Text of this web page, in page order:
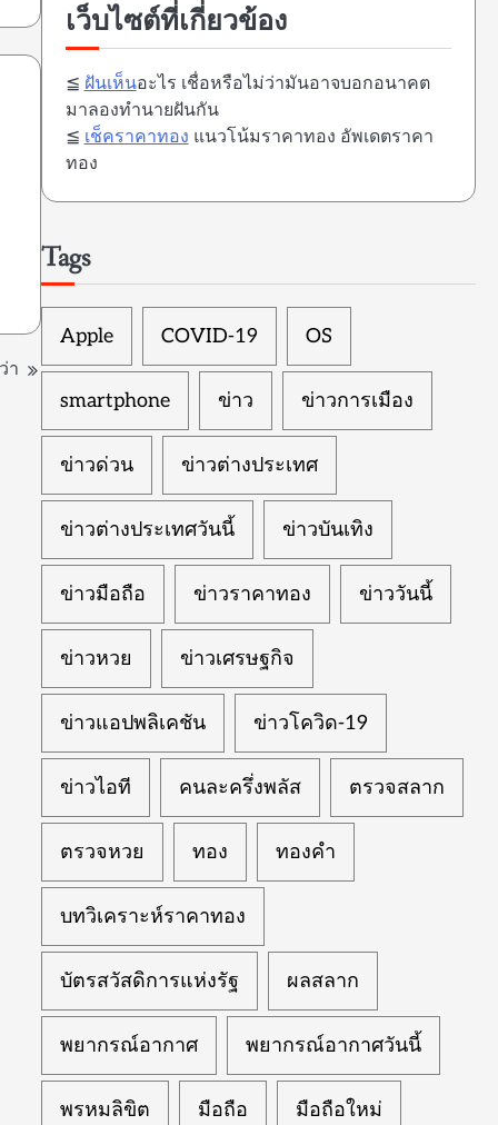
า
เว็บไซต์ที่เกี่ยวข้อง
≦ ฝันเห็นอะไร เชื่อหรือไม่ว่ามันอาจบอกอนาคต
มาลองทำนายฝันกัน
≦ เช็คราคาทอง แนวโน้มราคาทอง อัพเดตราคา
ทอง
Tags
Apple COVID-19 OS
smartphone ข่าว ข่าวการเมือง
ข่าวด่วน ข่าวต่างประเทศ
ข่าวต่างประเทศวันนี้ ข่าวบันเทิง
ข่าวมือถือ ข่าวราคาทอง ข่าววันนี้
ข่าวหวย ข่าวเศรษฐกิจ
ข่าวแอปพลิเคชัน ข่าวโควิด-19
ข่าวไอที คนละครึ่งพลัส ตรวจสลาก
ตรวจหวย ทอง ทองคำ
บทวิเคราะห์ราคาทอง
บัตรสวัสดิการแห่งรัฐ ผลสลาก
พยากรณ์อากาศ พยากรณ์อากาศวันนี้
พรหมลิขิต มือถือ มือถือใหม่